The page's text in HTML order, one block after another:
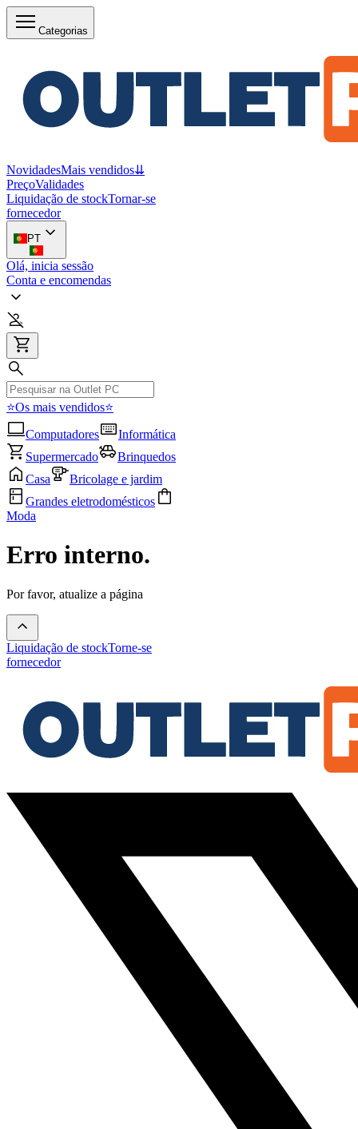
Categorias
NovidadesMais vendidos⇊
PreçoValidades
Liquidação de stockTornar-se
fornecedor
PT
Olá, inicia sessão
Conta e encomendas
⭐Os mais vendidos⭐
Computadores
Informática
Supermercado
Brinquedos
Casa
Bricolage e jardim
Grandes eletrodomésticos
Moda
Erro interno.
Por favor, atualize a página
Liquidação de stockTorne-se
fornecedor